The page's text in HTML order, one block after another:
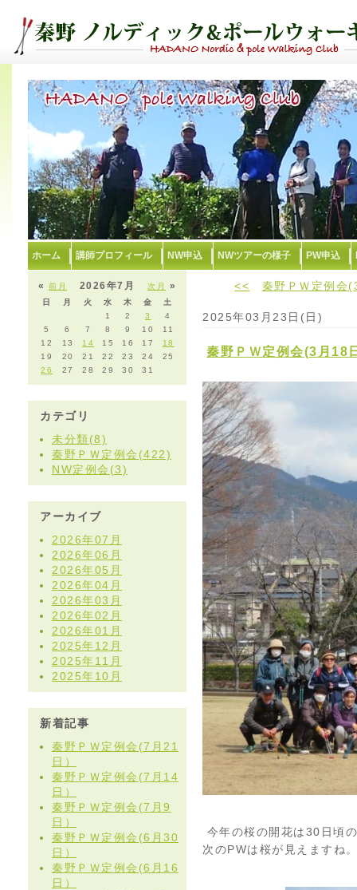
ホーム 講師プロフィール NW申込 NWツアーの様子 PW申込
«前月 次月 »
2026年7月
日 月 火 水 木 金
土
1
2 3
4
5
6 7 8 9 10
11
12
13 14 15 16 17
18
19
20 21 22 23 24
25
26
27 28 29 30 31
カテゴリ
未分類(8)
秦野ＰＷ定例会(422)
NW定例会(3)
アーカイブ
2026年07月
2026年06月
2026年05月
2026年04月
2026年03月
2026年02月
2026年01月
2025年12月
2025年11月
2025年10月
新着記事
秦野ＰＷ定例会(7月21
日）
秦野ＰＷ定例会(7月14
日）
秦野ＰＷ定例会(7月9
日）
秦野ＰＷ定例会(6月30
日）
秦野ＰＷ定例会(6月16
日）
<< 秦野ＰＷ定例会
2025年03月23日(日)
秦野ＰＷ定例会(3月18
今年の桜の開花は30日頃
次のPWは桜が見えますね